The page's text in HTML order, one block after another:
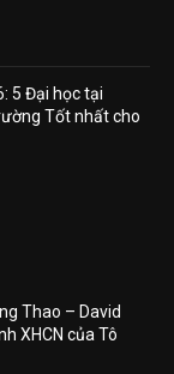
5 Đại học tại
Tốt nhất cho
Thao – David
XHCN của Tô